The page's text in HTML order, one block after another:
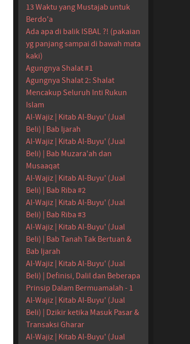
13 Waktu yang Mustajab untuk
Berdo'a
Ada apa di balik ISBAL ?! (pakaian
yg panjang sampai di bawah mata
kaki)
Agungnya Shalat #1
Agungnya Shalat 2: Shalat
Mencakup Seluruh Inti Rukun
Islam
Al-Wajiz | Kitab Al-Buyu' (Jual
Beli) | Bab Ijarah
Al-Wajiz | Kitab Al-Buyu' (Jual
Beli) | Bab Muzara'ah dan
Musaaqat
Al-Wajiz | Kitab Al-Buyu' (Jual
Beli) | Bab Riba #2
Al-Wajiz | Kitab Al-Buyu' (Jual
Beli) | Bab Riba #3
Al-Wajiz | Kitab Al-Buyu' (Jual
Beli) | Bab Tanah Tak Bertuan &
Bab Ijarah
Al-Wajiz | Kitab Al-Buyu' (Jual
Beli) | Definisi, Dalil dan Beberapa
Prinsip Dalam Bermuamalah - 1
Al-Wajiz | Kitab Al-Buyu' (Jual
Beli) | Dzikir ketika Masuk Pasar &
Transaksi Gharar
Al-Wajiz | Kitab Al-Buyu' (Jual